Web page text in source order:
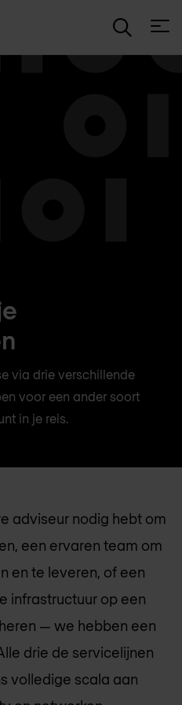
via drie verschillende
voor een ander soort
in je reis.
adviseur nodig hebt om
een ervaren team om
en te leveren, of een
infrastructuur op een
— we hebben een
drie de servicelijnen
volledige scala aan